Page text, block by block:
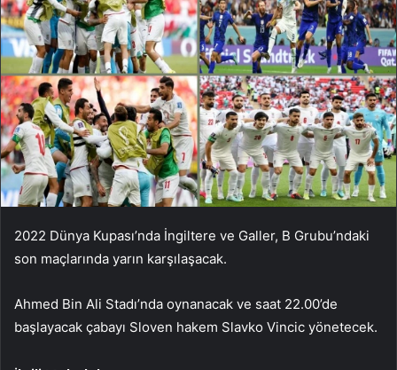
2022 Dünya Kupası’nda İngiltere ve Galler, B Grubu’ndaki
son maçlarında yarın karşılaşacak.
Ahmed Bin Ali Stadı’nda oynanacak ve saat 22.00’de
başlayacak çabayı Sloven hakem Slavko Vincic yönetecek.